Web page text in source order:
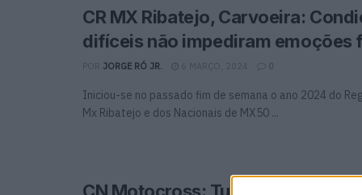
CR MX Ribatejo, Carvoeira:
difíceis não impediram emoções
JORGE RÓ JR. 6 MARÇO, 2024 0
Iniciou-se no passado fim de semana o ano 2024 do
Mx Ribatejo e dos Nacionais de MX50 ...